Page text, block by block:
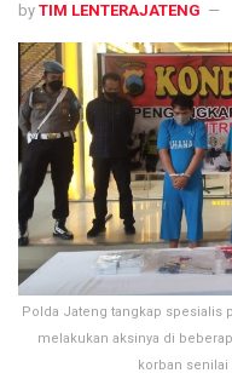
by TIM LENTERAJATENG
Polda Jateng tangkap spesialis
melakukan aksinya di
korban senilai